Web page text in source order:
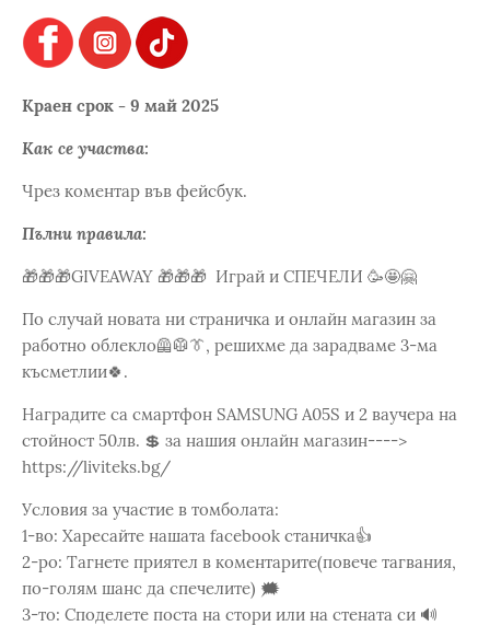
Краен срок - 9 май 2025
Как се участва:
Чрез коментар във фейсбук.
Пълни правила:
🎁🎁🎁GIVEAWAY 🎁🎁🎁 Играй и СПЕЧЕЛИ 🥳🤩🤗
По случай новата ни страничка и онлайн магазин за
работно облекло🦺🥼👔, решихме да зарадваме 3-ма
късметлии🍀.
Наградите са смартфон SAMSUNG A05S и 2 ваучера на
стойност 50лв. 💲 за нашия онлайн магазин---->
https://liviteks.bg/
Условия за участие в томболата:
1-во: Харесайте нашата facebook станичка👍
2-ро: Тагнете приятел в коментарите(повече тагвания,
по-голям шанс да спечелите) 🗯
3-то: Споделете поста на стори или на стената си 🔊